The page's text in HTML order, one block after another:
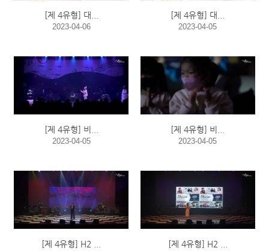
[제 4유형] 대...
2023-04-06
[제 4유형] 대...
2023-04-05
[제 4유형] 비...
2023-04-05
[제 4유형] 비...
2023-04-05
[제 4유형] H2 ... [제 4유형] H2 ...